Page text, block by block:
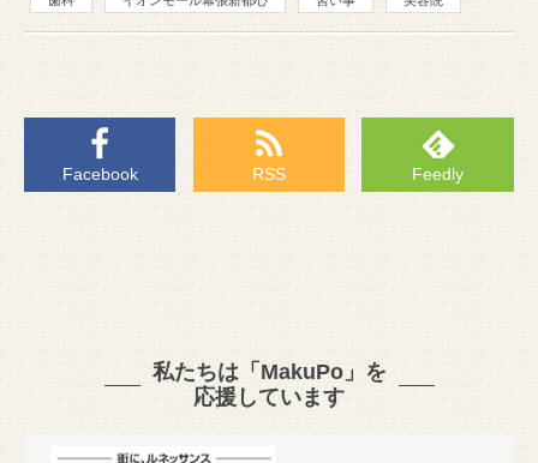
Facebook RSS Feedly
私たちは「MakuPo」を
応援しています